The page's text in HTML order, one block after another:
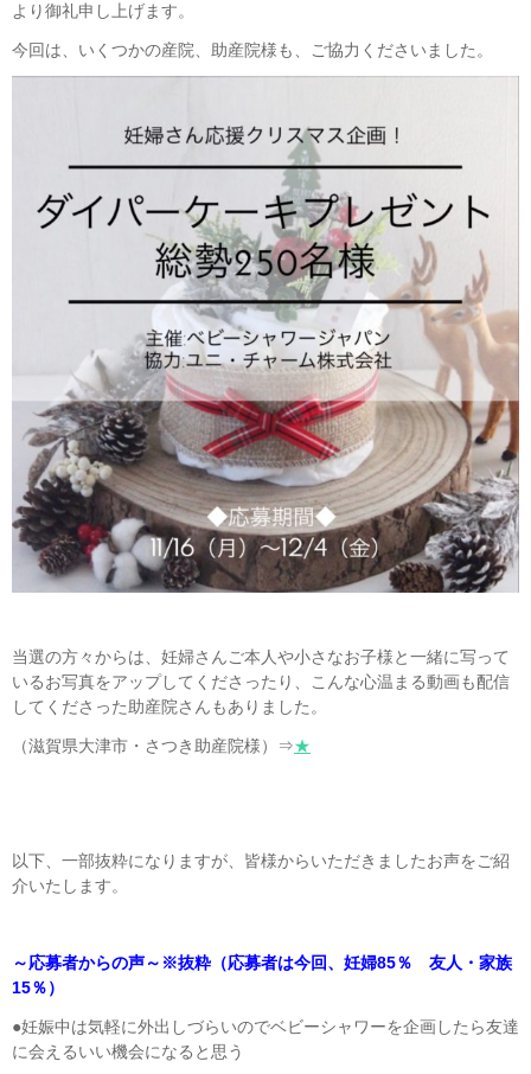
より御礼申し上げます。
今回は、いくつかの産院、助産院様も、ご協力くださいました。
当選の方々からは、妊婦さんご本人や小さなお子様と一緒に写って
いるお写真をアップしてくださったり、こんな心温まる動画も配信
してくださった助産院さんもありました。
（滋賀県大津市・さつき助産院様）⇒★
以下、一部抜粋になりますが、皆様からいただきましたお声をご紹
介いたします。
～応募者からの声～※抜粋（応募者は今回、妊婦85％ 友人・家族
15％）
●妊娠中は気軽に外出しづらいのでベビーシャワーを企画したら友達
に会えるいい機会になると思う